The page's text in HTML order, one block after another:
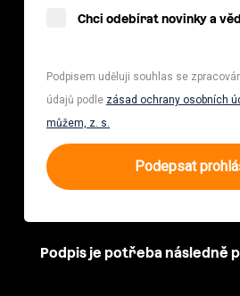
Chci odebírat novinky a
Podpisem uděluji souhlas se
údajů podle zásad ochrany osobních
můžem, z. s.
Podepsat
Podpis je potřeba následně